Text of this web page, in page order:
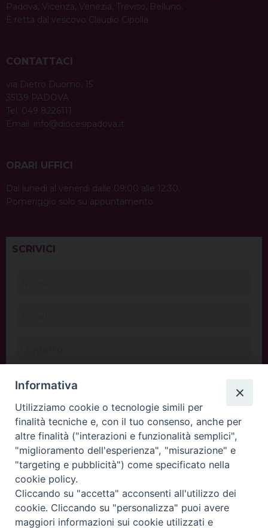
Padova, Vicenza, Venezia, Treviso, Belluno.
È retta dal vescovo Claudio Cipolla.
CONTATTACI
via Dietro Duomo, 15
35139 PADOVA
Tel. 049 8226111
Email: info@diocesipadova.it
ORARI UFFICI
Dal lunedì al venerdì dalle 09:00 alle 12:30.
Pomeriggio solo su appuntamento.
SCRIVICI
INVIA
Informativa
Utilizziamo cookie o tecnologie simili per
finalità tecniche e, con il tuo consenso, anche per
altre finalità ("interazioni e funzionalità semplici",
"miglioramento dell'esperienza", "misurazione" e
"targeting e pubblicità") come specificato nella
cookie policy.
Cliccando su "accetta" acconsenti all'utilizzo dei
cookie. Cliccando su "personalizza" puoi avere
maggiori informazioni sui cookie utilizzati e